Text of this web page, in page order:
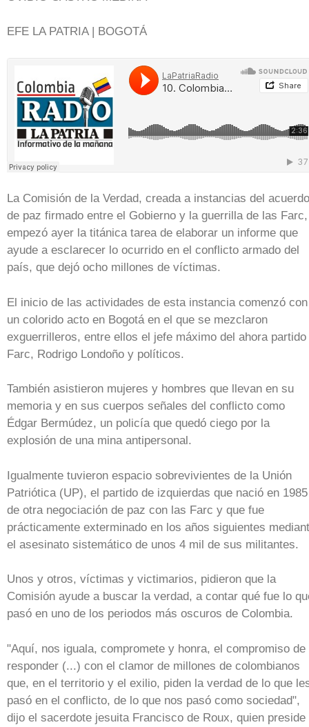
EFE LA PATRIA | BOGOTÁ
La Comisión de la Verdad, creada a instancias del acuerdo
de paz firmado entre el Gobierno y la guerrilla de las Farc,
empezó ayer la titánica tarea de elaborar un informe que
ayude a esclarecer lo ocurrido en el conflicto armado del
país, que dejó ocho millones de víctimas.
El inicio de las actividades de esta instancia comenzó con
un colorido acto en Bogotá en el que se mezclaron
exguerrilleros, entre ellos el jefe máximo del ahora partido
Farc, Rodrigo Londoño y políticos.
También asistieron mujeres y hombres que llevan en su
memoria y en sus cuerpos señales del conflicto como
Édgar Bermúdez, un policía que quedó ciego por la
explosión de una mina antipersonal.
Igualmente tuvieron espacio sobrevivientes de la Unión
Patriótica (UP), el partido de izquierdas que nació en 1985
de otra negociación de paz con las Farc y que fue
prácticamente exterminado en los años siguientes
el asesinato sistemático de unos 4 mil de sus militantes.
Unos y otros, víctimas y victimarios, pidieron que la
Comisión ayude a buscar la verdad, a contar qué fue lo
pasó en uno de los periodos más oscuros de Colombia.
"Aquí, nos iguala, compromete y honra, el compromiso de
responder (...) con el clamor de millones de colombianos
que, en el territorio y el exilio, piden la verdad de lo que
pasó en el conflicto, de lo que nos pasó como sociedad",
dijo el sacerdote jesuita Francisco de Roux, quien preside